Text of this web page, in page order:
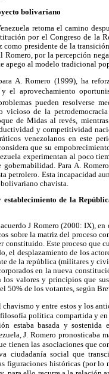
bolivariano
retoma el camino
por el Congreso de la
como presidente de la
por la percepción
apego al modelo tradicional
A. Romero (1999), ha
y el aprovechamiento
pueden resolverse
de la
de Midas al revés,
y competitividad
venezolanos en este
que su
experimentan al poco
Para A.
petrolero. Esta incapacidad
chavista.
de la
J Romero (2000: IX),
sobre la matriz del proceso
constituido. Este proceso que
el desplazamiento de los
de la república (militares y
en la nueva
valores y principios que
50% de los votantes, según
y entre estos y los
política compartida y
estaba basada y
J. Romero pronosticaba
tienen las asociaciones que
ciudadanía social que
figuraciones históricas (por lo